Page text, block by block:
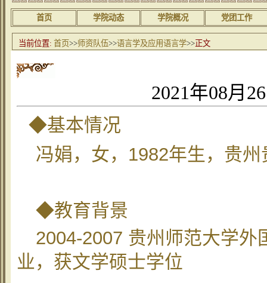
首页 学院动态 学院概况 党团工作
当前位置: 首页>>师资队伍>>语言学及应用语言学>>正文
2021年08月
◆基本情况
冯娟，女， 1982年生，贵
◆教育背景
2004-2007 贵州师范大学外
业，获文学硕士学位